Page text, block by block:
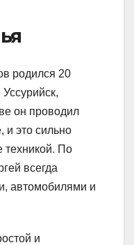
родился 20
он проводил
и это сильно
техникой. По
всегда
автомобилями и
и